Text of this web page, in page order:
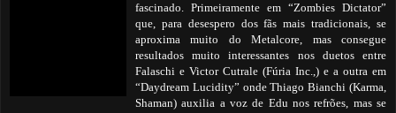
fascinado. Primeiramente em “Zombies Dictator”
que, para desespero dos fãs mais tradicionais, se
aproxima muito do Metalcore, mas consegue
resultados muito interessantes nos duetos entre
Falaschi e Victor Cutrale (Fúria Inc.,) e a outra em
“Daydream Lucidity” onde Thiago Bianchi (Karma,
Shaman) auxilia a voz de Edu nos refrões, mas se